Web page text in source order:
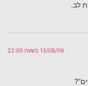
לב.
13/08/09 בשעה 22:00